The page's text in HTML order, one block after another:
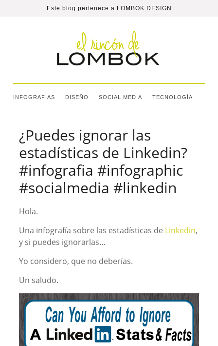
Este blog pertenece a LOMBOK DESIGN
INFOGRAFIAS DISEÑO SOCIAL MEDIA TECNOLOGÍA
¿Puedes ignorar las
estadísticas de Linkedin?
#infografia #infographic
#socialmedia #linkedin
Hola.
Una infografía sobre las estadísticas de Linkedin,
y si puedes ignorarlas…
Yo considero, que no deberías.
Un saludo.